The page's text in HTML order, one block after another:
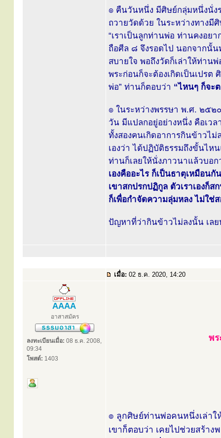
๏ คืนวันหนึ่ง มีศิษย์กลุ่มหนึ่งนั่ง
ถวายวัดด้วย ในระหว่างทางมี
“เราเป็นลูกท่านพ่อ ท่านคงอย
ถือศีล ๘ จึงรอดไป นอกจากนั้
สบายใจ พอถึงวัดก็เล่าให้ท่าน
พระก่อนก็จะต้องเกิดเป็นเปรต
พ่อ” ท่านก็ตอบว่า “ไหนๆ ก็จะ
๏ ในระหว่างพรรษา พ.ศ. ๒๕
วัน มีแปลกอยู่อย่างหนึ่ง คือเว
ทั้งสองคนเกิดอาการกินข้าวไ
เองว่า ได้ปฏิบัติธรรมถึงขั้นไห
ท่านก็เลยให้นั่งภาวนาแล้วบอ
เองคืออะไร ก็เป็นธาตุเหมือน
เขาสกปรกปฏิกูล ตัวเราเองก็
ก็เพื่อกำจัดความลุ่มหลง ไม่ใช่
ปัญหาที่ว่ากินข้าวไม่ลงนั้น เลย
เมื่อ: 02 ธ.ค. 2020, 14:20
AAAA
อาสาสมัคร
ลงทะเบียนเมื่อ: 08 ธ.ค. 2008,
09:34
โพสต์: 1403
พ
๏ ลูกศิษย์ท่านพ่อคนหนึ่งเล่า
เขาก็ตอบว่า เคยไปช่วยสร้า